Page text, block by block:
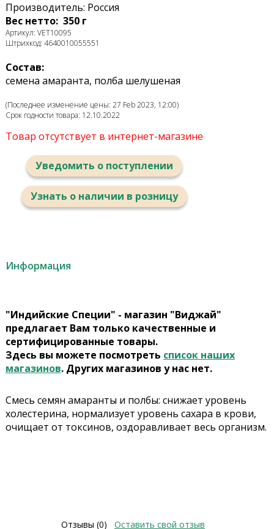
Производитель: Россия
Вес нетто: 350 г
Артикул: VET10095
Штрихкод: 4640010055551
Состав:
семена амаранта, полба шелушеная
(Последнее изменение цены: 27 Feb 2023, 12:00)
Срок годности товара: 12.10.2022
Товар отсутствует в интернет-магазине
Уведомить о поступлении
Узнать о наличии в розницу
Информация
"Индийские Специи" - магазин "Виджай"
предлагает Вам только качественные и
сертифицированные товары.
Здесь вы можете посмотреть список наших
магазинов. Других магазинов у нас нет.
Смесь семян амаранты и полбы: снижает уровень
холестерина, нормализует уровень сахара в крови,
очищает от токсинов, оздоравливает весь организм.
Отзывы (0) Оставить свой отзыв